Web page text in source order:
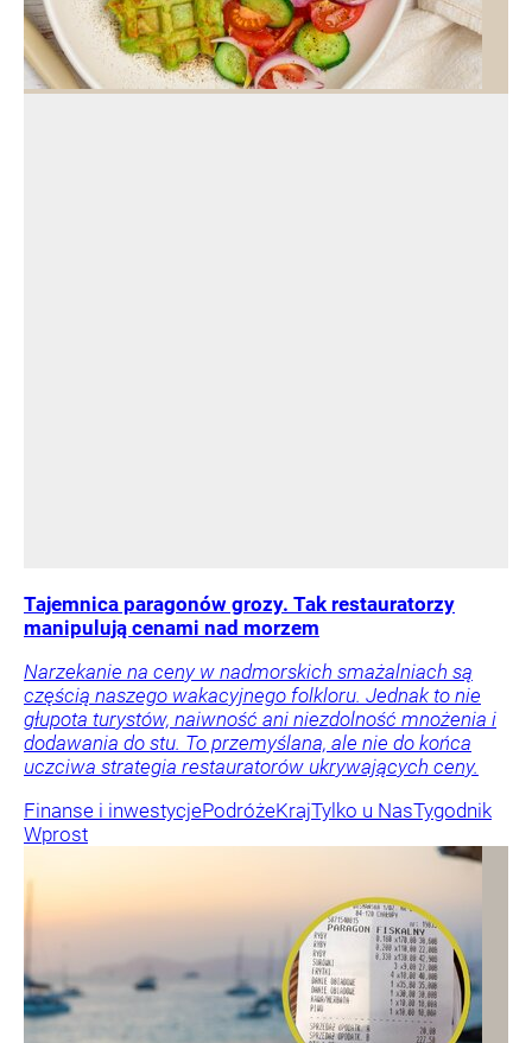
Tajemnica paragonów grozy. Tak restauratorzy
manipulują cenami nad morzem
Narzekanie na ceny w nadmorskich smażalniach są
częścią naszego wakacyjnego folkloru. Jednak to nie
głupota turystów, naiwność ani niezdolność mnożenia i
dodawania do stu. To przemyślana, ale nie do końca
uczciwa strategia restauratorów ukrywających ceny.
Finanse i inwestycjePodróżeKrajTylko u NasTygodnik
Wprost